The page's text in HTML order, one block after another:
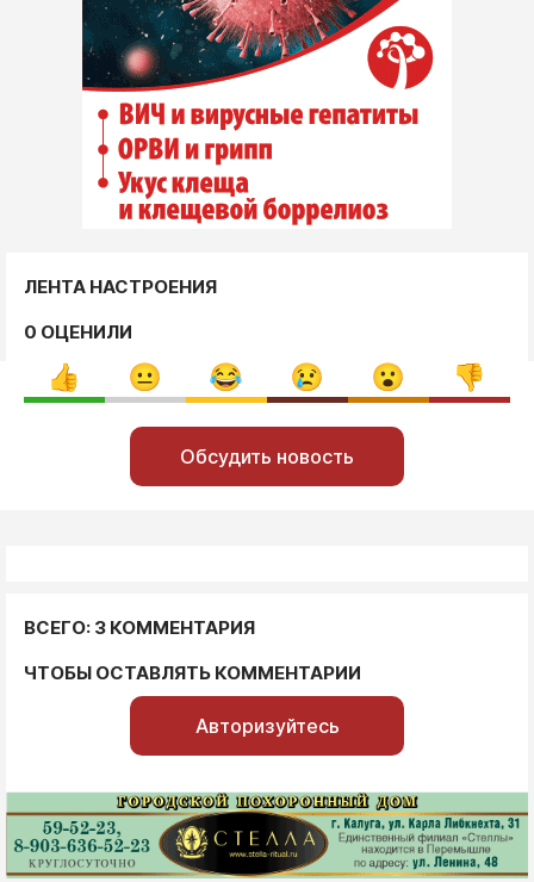
ЛЕНТА НАСТРОЕНИЯ
0 ОЦЕНИЛИ
Обсудить новость
ВСЕГО: 3 КОММЕНТАРИЯ
ЧТОБЫ ОСТАВЛЯТЬ КОММЕНТАРИИ
Авторизуйтесь